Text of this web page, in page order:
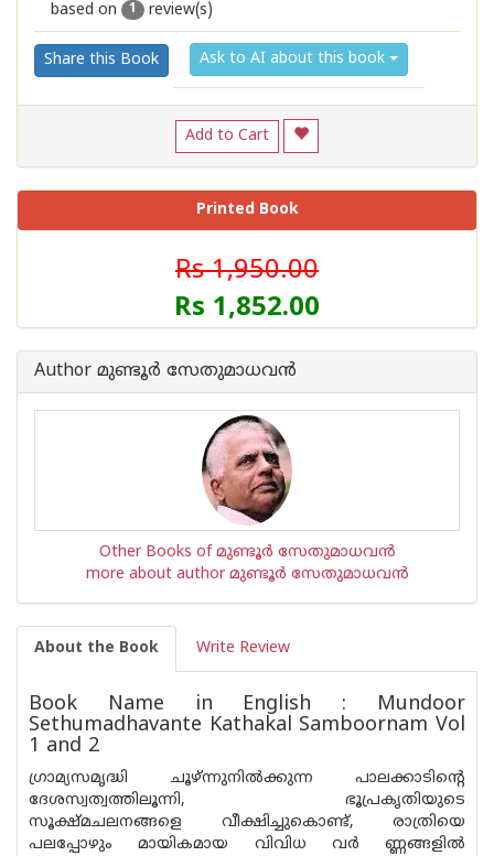
2
1
based on
1 review(s)
Share this Book Ask to AI about this book
Add to Cart
Printed Book
Rs 1,950.00
Rs 1,852.00
Author മുണ്ടൂര്‍ സേതുമാധവന്‍
Other Books of മുണ്ടൂര്‍ സേതുമാധവന്‍
more about author മുണ്ടൂര്‍ സേതുമാധവന്‍
About the Book Write Review
Book Name in English : Mundoor
Sethumadhavante Kathakal Samboornam Vol
1 and 2
ഗ്രാമ്യസമൃദ്ധി ചൂഴ്ന്നുനിൽക്കുന്ന പാലക്കാടിന്റെ
ദേശസ്വത്വത്തിലൂന്നി, ഭൂപ്രകൃതിയുടെ
സൂക്ഷ്‌മചലനങ്ങളെ വീക്ഷിച്ചുകൊണ്ട്, രാത്രിയെ
പലപ്പോഴും മായികമായ വിവിധ വർ ണ്ണങ്ങളിൽ